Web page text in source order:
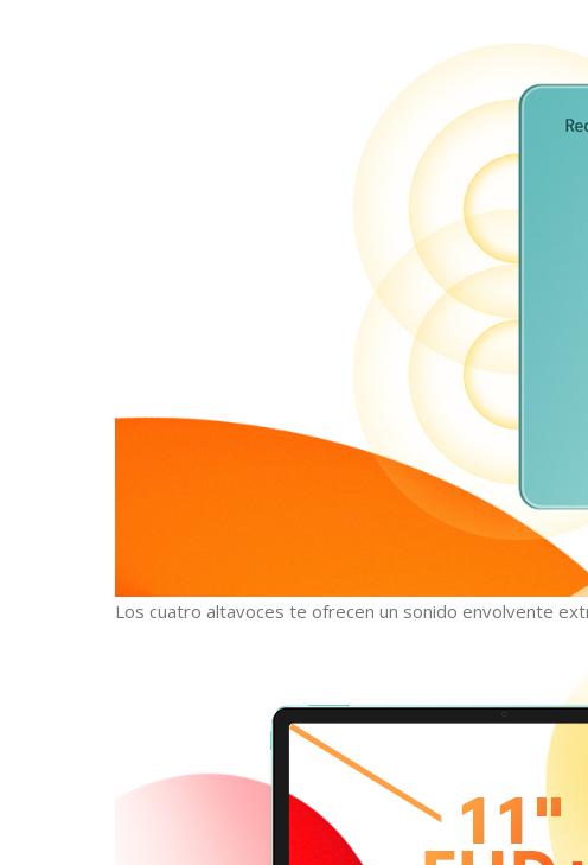
Los cuatro altavoces te ofrecen un sonido envolvente